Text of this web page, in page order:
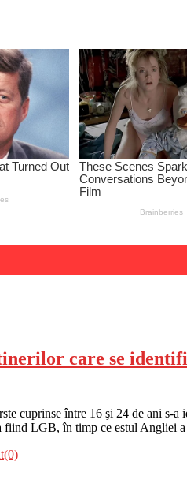
care se
cuprinse între 16 şi 24 de ani
fiind LGB, în timp ce estul Angliei